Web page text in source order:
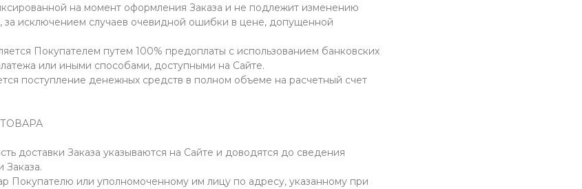
на момент оформления Заказа и не подлежит изменению
за исключением случаев очевидной ошибки в цене, допущенной
Покупателем путем 100% предоплаты с использованием банковских
или иными способами, доступными на Сайте.
поступление денежных средств в полном объеме на расчетный счет
доставки Заказа указываются на Сайте и доводятся до сведения
Заказа.
Покупателю или уполномоченному им лицу по адресу, указанному при